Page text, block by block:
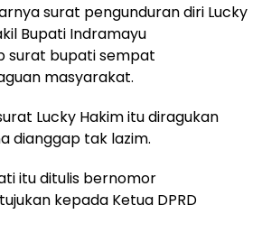
surat pengunduran diri Lucky
Bupati Indramayu
surat bupati sempat
masyarakat.
Lucky Hakim itu diragukan
dianggap tak lazim.
itu ditulis bernomor
kepada Ketua DPRD